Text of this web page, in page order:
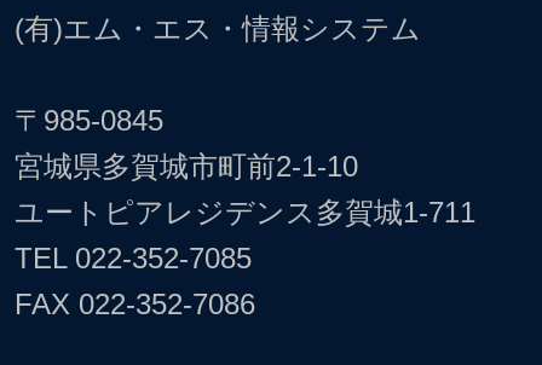
(有)エム・エス・情報システム
〒985-0845
宮城県多賀城市町前2-1-10
ユートピアレジデンス多賀城1-711
TEL 022-352-7085
FAX 022-352-7086